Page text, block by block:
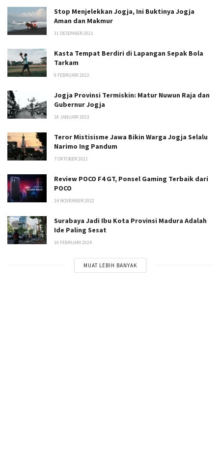
Stop Menjelekkan Jogja, Ini Buktinya Jogja
Aman dan Makmur
31 DESEMBER 2021
Kasta Tempat Berdiri di Lapangan Sepak Bola
Tarkam
9 FEBRUARI 2022
Jogja Provinsi Termiskin: Matur Nuwun Raja dan
Gubernur Jogja
18 JANUARI 2023
Teror Mistisisme Jawa Bikin Warga Jogja Selalu
Narimo Ing Pandum
7 OKTOBER 2021
Review POCO F4 GT, Ponsel Gaming Terbaik dari
POCO
14 NOVEMBER 2022
Surabaya Jadi Ibu Kota Provinsi Madura Adalah
Ide Paling Sesat
10 FEBRUARI 2024
MUAT LEBIH BANYAK